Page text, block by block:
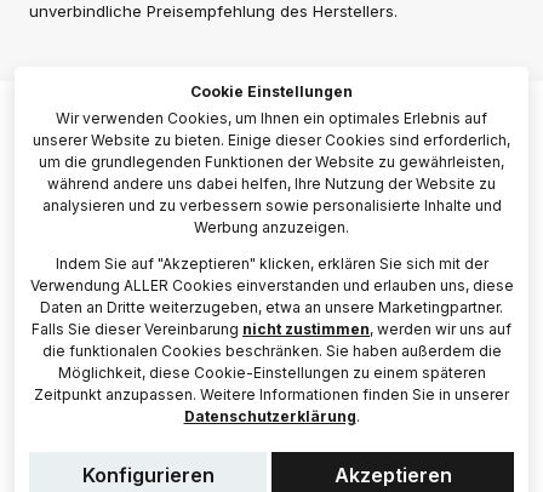
unverbindliche Preisempfehlung des Herstellers.
Cookie Einstellungen
Wir verwenden Cookies, um Ihnen ein optimales Erlebnis auf
unserer Website zu bieten. Einige dieser Cookies sind erforderlich,
um die grundlegenden Funktionen der Website zu gewährleisten,
während andere uns dabei helfen, Ihre Nutzung der Website zu
analysieren und zu verbessern sowie personalisierte Inhalte und
Werbung anzuzeigen.
Indem Sie auf "Akzeptieren" klicken, erklären Sie sich mit der
Verwendung ALLER Cookies einverstanden und erlauben uns, diese
Daten an Dritte weiterzugeben, etwa an unsere Marketingpartner.
Falls Sie dieser Vereinbarung nicht zustimmen, werden wir uns auf
die funktionalen Cookies beschränken. Sie haben außerdem die
Möglichkeit, diese Cookie-Einstellungen zu einem späteren
Zeitpunkt anzupassen. Weitere Informationen finden Sie in unserer
Datenschutzerklärung.
Konfigurieren Akzeptieren